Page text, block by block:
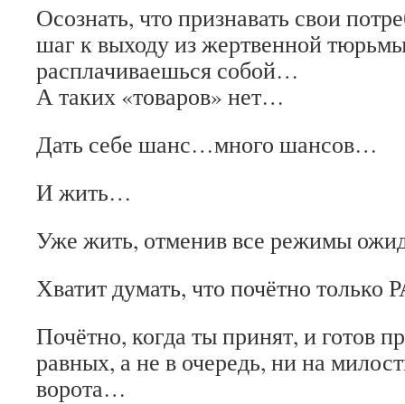
Осознать, что признавать свои
шаг к выходу из жертвенной
расплачиваешься собой…
А таких «товаров» нет…
Дать себе шанс…много шансов…
И жить…
Уже жить, отменив все режимы
Хватит думать, что почётно
Почётно, когда ты принят, и готов
равных, а не в очередь, ни на
ворота…